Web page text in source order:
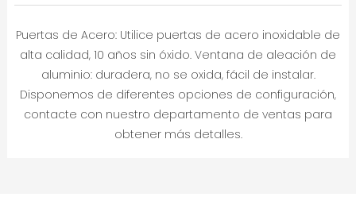
Puertas de Acero: Utilice puertas de acero inoxidable de
alta calidad, 10 años sin óxido. Ventana de aleación de
aluminio: duradera, no se oxida, fácil de instalar.
Disponemos de diferentes opciones de configuración,
contacte con nuestro departamento de ventas para
obtener más detalles.